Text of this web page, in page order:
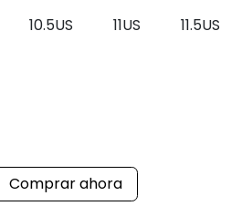
10.5US 11US 11.5US
Comprar ahora